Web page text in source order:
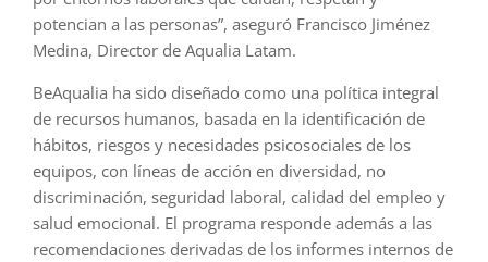
potencian a las personas”, aseguró Francisco Jiménez
Medina, Director de Aqualia Latam.
BeAqualia ha sido diseñado como una política integral
de recursos humanos, basada en la identificación de
hábitos, riesgos y necesidades psicosociales de los
equipos, con líneas de acción en diversidad, no
discriminación, seguridad laboral, calidad del empleo y
salud emocional. El programa responde además a las
recomendaciones derivadas de los informes internos de